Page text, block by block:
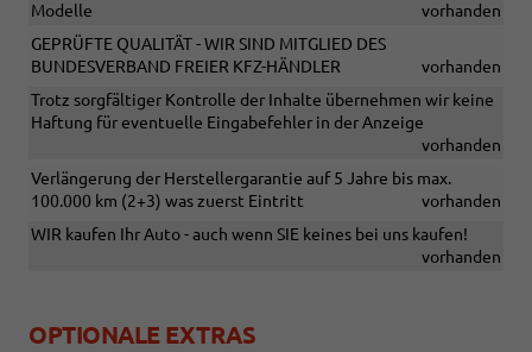
Modelle
vorhanden
GEPRÜFTE QUALITÄT - WIR SIND MITGLIED DES
BUNDESVERBAND FREIER KFZ-HÄNDLER
vorhanden
Trotz sorgfältiger Kontrolle der Inhalte übernehmen wir keine
Haftung für eventuelle Eingabefehler in der Anzeige
vorhanden
Verlängerung der Herstellergarantie auf 5 Jahre bis max.
100.000 km (2+3) was zuerst Eintritt
vorhanden
WIR kaufen Ihr Auto - auch wenn SIE keines bei uns kaufen!
vorhanden
OPTIONALE EXTRAS